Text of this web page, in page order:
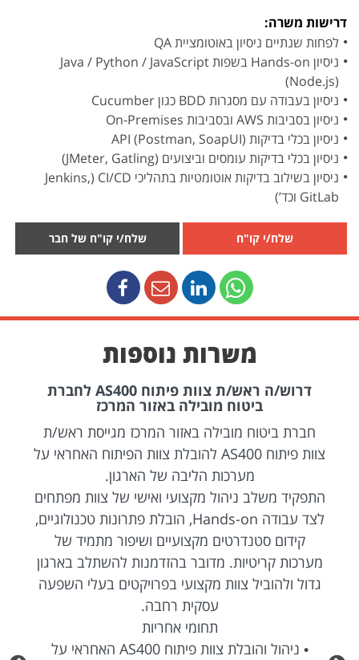
דרישות משרה:
לפחות שנתיים ניסיון באוטומציית QA
ניסיון Hands-on בשפות Java / Python / JavaScript
(Node.js)
ניסיון בעבודה עם מסגרות BDD כגון Cucumber
ניסיון בסביבות AWS ובסביבות On-Premises
ניסיון בכלי בדיקות API (Postman, SoapUI)
ניסיון בכלי בדיקות עומסים וביצועים (JMeter, Gatling)
ניסיון בשילוב בדיקות אוטומטיות בתהליכי CI/CD (Jenkins,
GitLab וכד’)
שלח/י קו"ח שלח/י קו"ח של חבר
משרות נוספות
דרוש/ה ראש/ת צוות פיתוח AS400 לחברת
ביטוח מובילה באזור המרכז
חברת ביטוח מובילה באזור המרכז מגייסת ראש/ת
צוות פיתוח AS400 להובלת צוות הפיתוח האחראי על
מערכות הליבה של הארגון.
התפקיד משלב ניהול מקצועי ואישי של צוות מפתחים
לצד עבודה Hands-on, הובלת פתרונות טכנולוגיים,
קידום סטנדרטים מקצועיים ושיפור מתמיד של
מערכות קריטיות. מדובר בהזדמנות להשתלב בארגון
גדול ולהוביל צוות מקצועי בפרויקטים בעלי השפעה
עסקית רחבה.
תחומי אחריות
• ניהול והובלת צוות פיתוח AS400 האחראי על